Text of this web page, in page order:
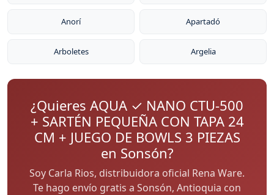
Anorí Apartadó
Arboletes Argelia
¿Quieres AQUA ✓ NANO CTU-500
+ SARTÉN PEQUEÑA CON TAPA 24
CM + JUEGO DE BOWLS 3 PIEZAS
en Sonsón?
Soy Carla Rios, distribuidora oficial Rena Ware.
Te hago envío gratis a Sonsón, Antioquia con